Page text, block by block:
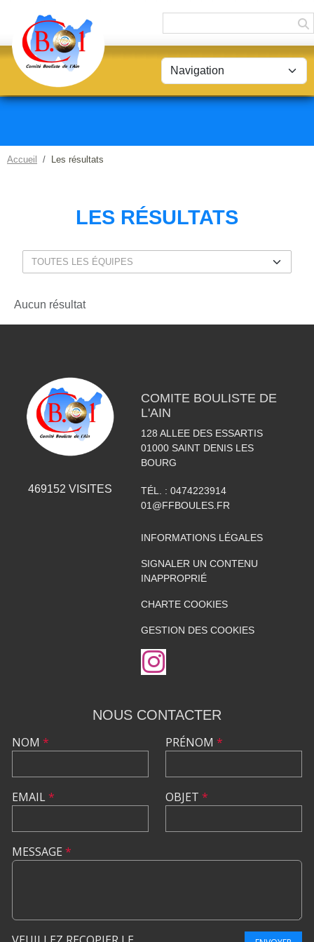
Accueil Les résultats
LES RÉSULTATS
Aucun résultat
469152 VISITES
COMITE BOULISTE DE
L'AIN
128 ALLEE DES ESSARTIS
01000 SAINT DENIS LES
BOURG
TÉL. : 0474223914
01@FFBOULES.FR
INFORMATIONS LÉGALES
SIGNALER UN CONTENU
INAPPROPRIÉ
CHARTE COOKIES
GESTION DES COOKIES
NOUS CONTACTER
NOM *
EMAIL*
PRÉNOM *
OBJET *
MESSAGE *